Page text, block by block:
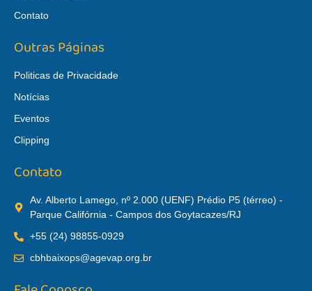
Contato
Outras Páginas
Politicas de Privacidade
Notícias
Eventos
Clipping
Contato
Av. Alberto Lamego, nº 2.000 (UENF) Prédio P5 (térreo) -
Parque Califórnia - Campos dos Goytacazes/RJ
+55 (24) 98855-0929
cbhbaixops@agevap.org.br